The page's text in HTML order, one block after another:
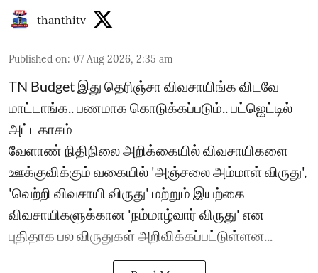
thanthitv
Published on: 07 Aug 2026, 2:35 am
TN Budget இது தெரிஞ்சா விவசாயிங்க விடவே
மாட்டாங்க.. பணமாக கொடுக்கப்படும்.. பட்ஜெட்டில்
அட்டகாசம்
வேளாண் நிதிநிலை அறிக்கையில் விவசாயிகளை
ஊக்குவிக்கும் வகையில் 'அஞ்சலை அம்மாள் விருது',
'வெற்றி விவசாயி விருது' மற்றும் இயற்கை
விவசாயிகளுக்கான 'நம்மாழ்வார் விருது' என
புதிதாக பல விருதுகள் அறிவிக்கப்பட்டுள்ளன...